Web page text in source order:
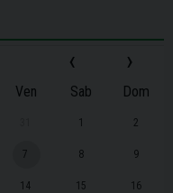
‹ ›
Ven Sab Dom
1 2
7 8 9
14 15 16